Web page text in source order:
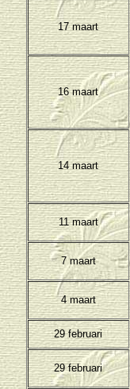
17 maart
16 maart
14 maart
11 maart
7 maart
4 maart
29 februari
29 februari